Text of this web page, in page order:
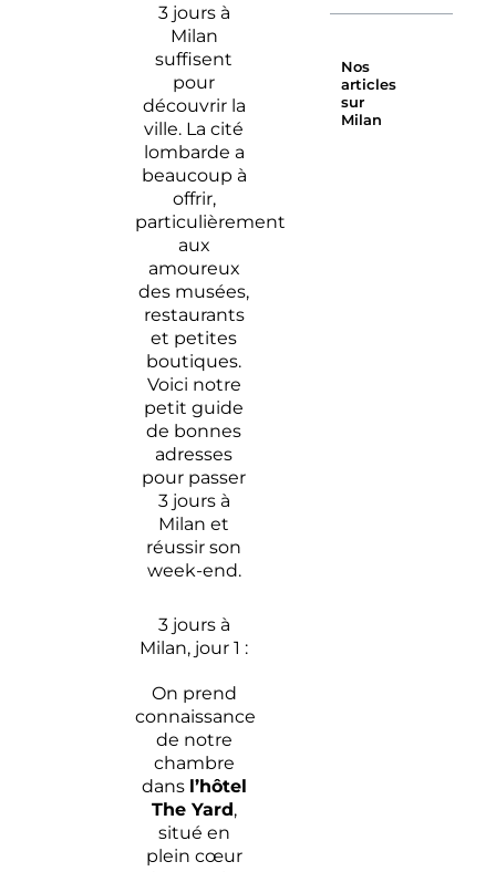
3 jours à
Milan
suffisent
pour
découvrir la
ville. La cité
lombarde a
beaucoup à
offrir,
particulièrement
aux
amoureux
des musées,
restaurants
et petites
boutiques.
Voici notre
petit guide
de bonnes
adresses
pour passer
3 jours à
Milan et
réussir son
week-end.
3 jours à
Milan, jour 1 :
On prend
connaissance
de notre
chambre
dans l’hôtel
The Yard,
situé en
plein cœur
Nos
articles
sur
Milan